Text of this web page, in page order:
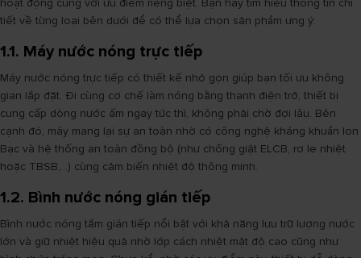
tiết về từng loại bên dưới để có thể lựa chọn sản phẩm ưng ý:
1.1. Máy nước nóng trực tiếp
Máy nước nóng trực tiếp có thiết kế nhỏ gọn giúp bạn tối ưu không
gian lắp đặt. Đi cùng cơ chế làm nóng bằng thanh điện trở, thiết bị
cung cấp dòng nước ấm ngay tức thì, không phải chờ đợi lâu. Bên
cạnh đó, máy mang lại sự an toàn nhờ có công nghệ kháng khuẩn Ion
Bạc và hệ thống an toàn đồng bộ (như chống giật ELCB, rơ le nhiệt
hoặc TBSB,...) cùng cảm biến nhiệt độ thông minh.
1.2. Bình nước nóng gián tiếp
Bình nước nóng tắm gián tiếp nổi bật với khả năng lưu trữ lượng nước
lớn và giữ nhiệt hiệu quả nhờ lớp cách nhiệt mật độ cao cũng như